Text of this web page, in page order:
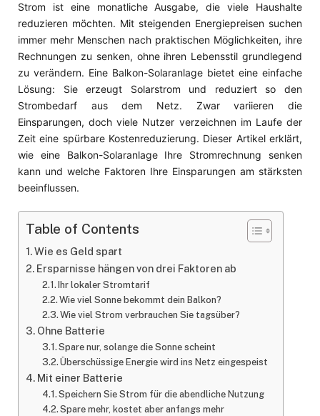
Strom ist eine monatliche Ausgabe, die viele Haushalte
reduzieren möchten. Mit steigenden Energiepreisen suchen
immer mehr Menschen nach praktischen Möglichkeiten, ihre
Rechnungen zu senken, ohne ihren Lebensstil grundlegend
zu verändern. Eine Balkon-Solaranlage bietet eine einfache
Lösung: Sie erzeugt Solarstrom und reduziert so den
Strombedarf aus dem Netz. Zwar variieren die
Einsparungen, doch viele Nutzer verzeichnen im Laufe der
Zeit eine spürbare Kostenreduzierung. Dieser Artikel erklärt,
wie eine Balkon-Solaranlage Ihre Stromrechnung senken
kann und welche Faktoren Ihre Einsparungen am stärksten
beeinflussen.
Table of Contents
Wie es Geld spart
Ersparnisse hängen von drei Faktoren ab
Ihr lokaler Stromtarif
Wie viel Sonne bekommt dein Balkon?
Wie viel Strom verbrauchen Sie tagsüber?
Ohne Batterie
Spare nur, solange die Sonne scheint
Überschüssige Energie wird ins Netz eingespeist
Mit einer Batterie
Speichern Sie Strom für die abendliche Nutzung
Spare mehr, kostet aber anfangs mehr